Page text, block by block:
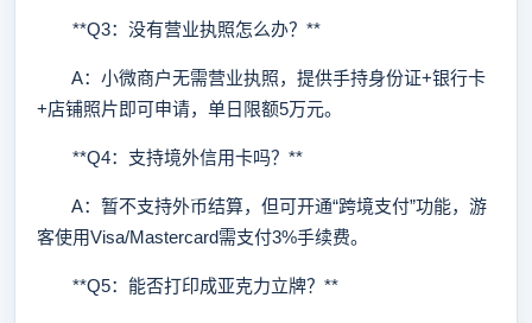
**Q3：没有营业执照怎么办？**
A：小微商户无需营业执照，提供手持身份证+银行卡
+店铺照片即可申请，单日限额5万元。
**Q4：支持境外信用卡吗？**
A：暂不支持外币结算，但可开通“跨境支付”功能，游
客使用Visa/Mastercard需支付3%手续费。
**Q5：能否打印成亚克力立牌？**